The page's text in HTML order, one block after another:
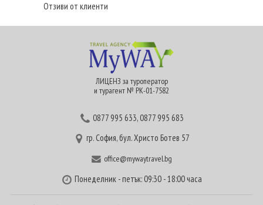
Отзиви от клиенти
ЛИЦЕНЗ за туроператор
и турагент № РК-01-7582
0877 995 633,0877 995 683
гр. София, бул. Христо Ботев 57
office@mywaytravel.bg
Понеделник - петък: 09:30 - 18:00 часа